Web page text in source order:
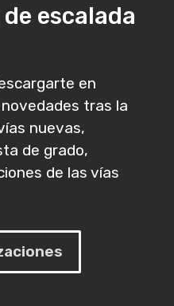
escalada
en
tras la
nuevas,
de grado,
de las vías